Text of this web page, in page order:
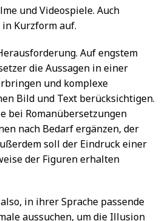
und Videospiele. Auch
Kurzform auf.
Auf engstem
die Aussagen in einer
und komplexe
Bild und Text berücksichtigen.
bei Romanübersetzungen
nach Bedarf ergänzen, der
soll der Eindruck einer
der Figuren erhalten
in ihrer Sprache passende
aussuchen, um die Illusion